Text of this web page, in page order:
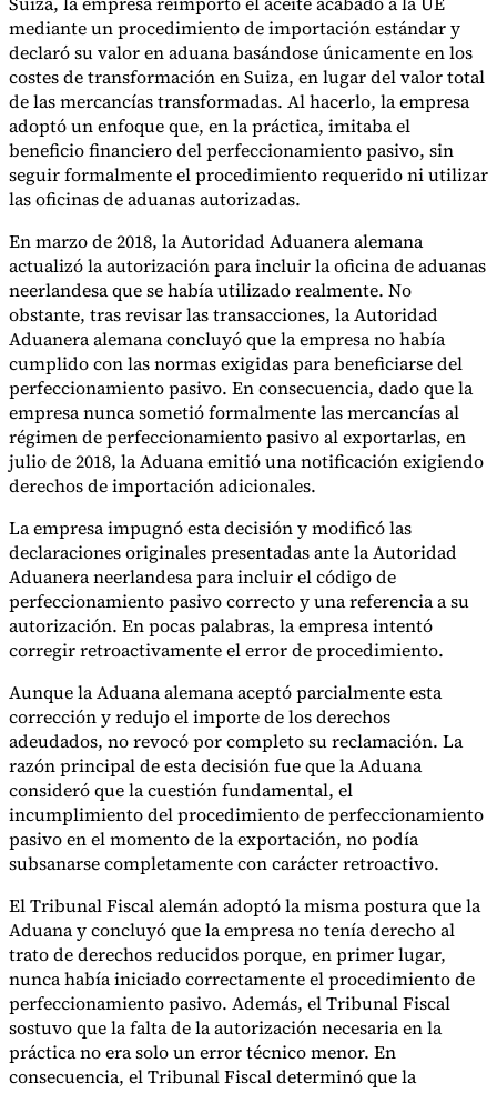
mediante un procedimiento de importación estándar y
declaró su valor en aduana basándose únicamente en los
costes de transformación en Suiza, en lugar del valor total
de las mercancías transformadas. Al hacerlo, la empresa
adoptó un enfoque que, en la práctica, imitaba el
beneficio financiero del perfeccionamiento pasivo, sin
seguir formalmente el procedimiento requerido ni utilizar
las oficinas de aduanas autorizadas.
En marzo de 2018, la Autoridad Aduanera alemana
actualizó la autorización para incluir la oficina de aduanas
neerlandesa que se había utilizado realmente. No
obstante, tras revisar las transacciones, la Autoridad
Aduanera alemana concluyó que la empresa no había
cumplido con las normas exigidas para beneficiarse del
perfeccionamiento pasivo. En consecuencia, dado que la
empresa nunca sometió formalmente las mercancías al
régimen de perfeccionamiento pasivo al exportarlas, en
julio de 2018, la Aduana emitió una notificación exigiendo
derechos de importación adicionales.
La empresa impugnó esta decisión y modificó las
declaraciones originales presentadas ante la Autoridad
Aduanera neerlandesa para incluir el código de
perfeccionamiento pasivo correcto y una referencia a su
autorización. En pocas palabras, la empresa intentó
corregir retroactivamente el error de procedimiento.
Aunque la Aduana alemana aceptó parcialmente esta
corrección y redujo el importe de los derechos
adeudados, no revocó por completo su reclamación. La
razón principal de esta decisión fue que la Aduana
consideró que la cuestión fundamental, el
incumplimiento del procedimiento de perfeccionamiento
pasivo en el momento de la exportación, no podía
subsanarse completamente con carácter retroactivo.
El Tribunal Fiscal alemán adoptó la misma postura que la
Aduana y concluyó que la empresa no tenía derecho al
trato de derechos reducidos porque, en primer lugar,
nunca había iniciado correctamente el procedimiento de
perfeccionamiento pasivo. Además, el Tribunal Fiscal
sostuvo que la falta de la autorización necesaria en la
práctica no era solo un error técnico menor. En
consecuencia, el Tribunal Fiscal determinó que la